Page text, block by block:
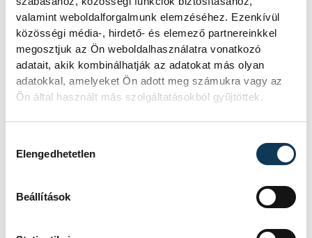
valamint weboldalforgalmunk elemzéséhez. Ezenkívül
közösségi média-, hirdető- és elemező partnereinkkel
megosztjuk az Ön weboldalhasználatra vonatkozó
adatait, akik kombinálhatják az adatokat más olyan
adatokkal, amelyeket Ön adott meg számukra vagy az
Ön által használt más szolgáltatásokból gyűjtöttek.
Elengedhetetlen
Beállítások
KÖZÉLET